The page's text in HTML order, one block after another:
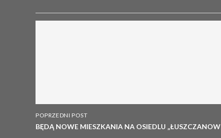
POPRZEDNI POST
BĘDĄ NOWE MIESZKANIA NA OSIEDLU